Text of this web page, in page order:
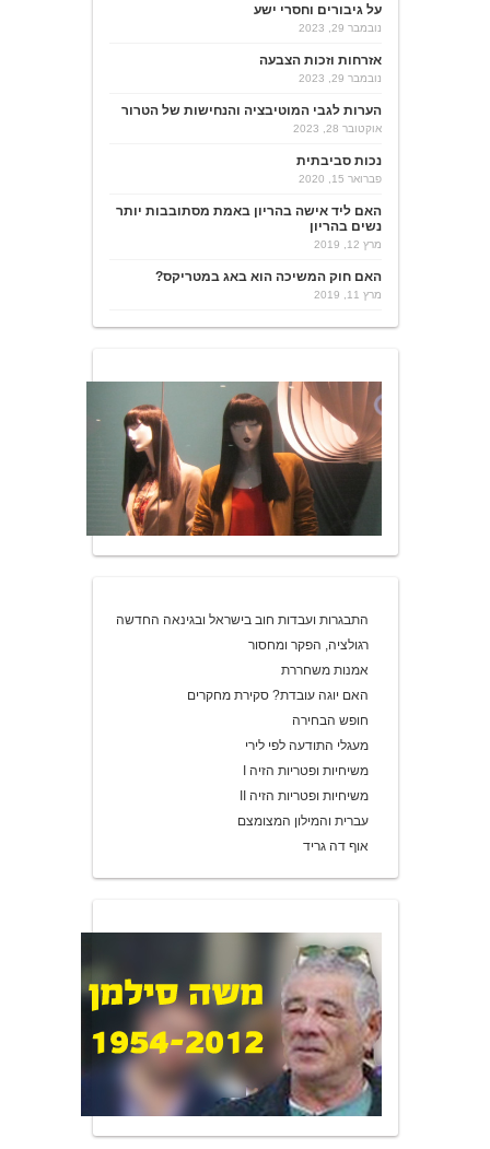
על גיבורים וחסרי ישע
נובמבר 29, 2023
אזרחות וזכות הצבעה
נובמבר 29, 2023
הערות לגבי המוטיבציה והנחישות של הטרור
אוקטובר 28, 2023
נכות סביבתית
פברואר 15, 2020
האם ליד אישה בהריון באמת מסתובבות יותר
נשים בהריון
מרץ 12, 2019
האם חוק המשיכה הוא באג במטריקס?
מרץ 11, 2019
התבגרות ועבדות חוב בישראל ובגינאה החדשה
רגולציה, הפקר ומחסור
אמנות משחררת
האם יוגה עובדת? סקירת מחקרים
חופש הבחירה
מעגלי התודעה לפי לירי
משיחיות ופטריות הזיה I
משיחיות ופטריות הזיה II
עברית והמילון המצומצם
אוף דה גריד